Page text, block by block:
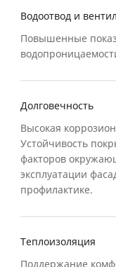
Водоотвод и
Повышенные
Долговечность
Высокая
Устойчивость
факторов
эксплуатации
профилактике.
Теплоизоляция